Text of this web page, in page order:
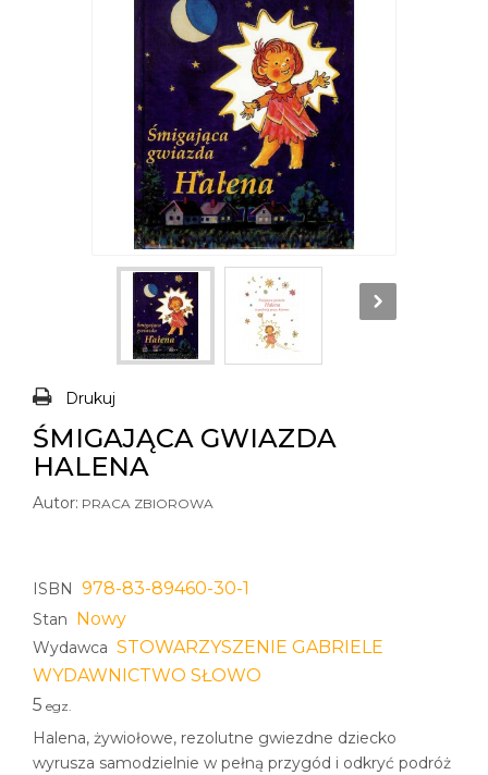
Drukuj
ŚMIGAJĄCA GWIAZDA
HALENA
Autor: PRACA ZBIOROWA
ISBN 978-83-89460-30-1
Stan Nowy
Wydawca STOWARZYSZENIE GABRIELE
WYDAWNICTWO SŁOWO
5 egz.
Halena, żywiołowe, rezolutne gwiezdne dziecko
wyrusza samodzielnie w pełną przygód i odkryć podróż